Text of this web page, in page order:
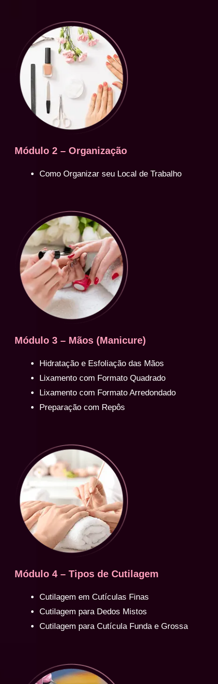
Módulo 2 – Organização
Como Organizar seu Local de Trabalho
Módulo 3 – Mãos (Manicure)
Hidratação e Esfoliação das Mãos
Lixamento com Formato Quadrado
Lixamento com Formato Arredondado
Preparação com Repôs
Módulo 4 – Tipos de Cutilagem
Cutilagem em Cutículas Finas
Cutilagem para Dedos Mistos
Cutilagem para Cutícula Funda e Grossa